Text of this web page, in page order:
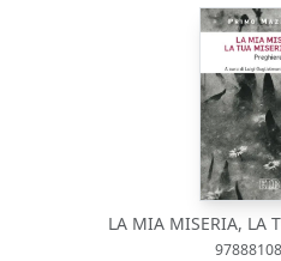
LA MIA MISERIA, LA